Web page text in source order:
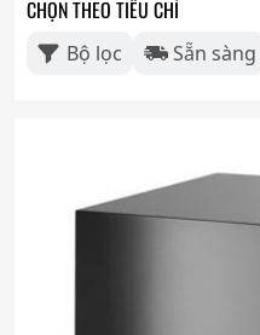
CHỌN THEO TIÊU CHÍ
Bộ lọc Sẵn sàng